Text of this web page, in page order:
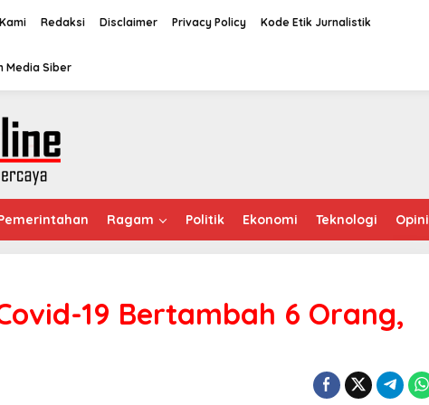
Redaksi Disclaimer Privacy Policy Kode Etik Jurnalistik
Media Siber
Ragam Politik Ekonomi Teknologi Opini
19 Bertambah 6 Orang,